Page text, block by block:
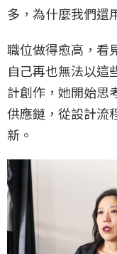
多，為什麼我們還
職位做得愈高，看
自己再也無法以這
計創作，她開始思
供應鏈，從設計流
新。